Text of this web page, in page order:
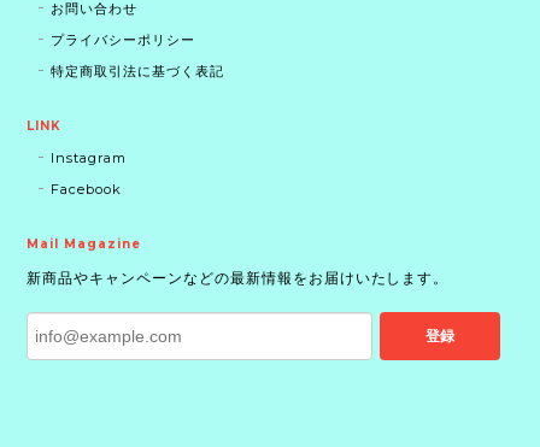
お問い合わせ
プライバシーポリシー
特定商取引法に基づく表記
LINK
Instagram
Facebook
Mail Magazine
新商品やキャンペーンなどの最新情報をお届けいたします。
登録